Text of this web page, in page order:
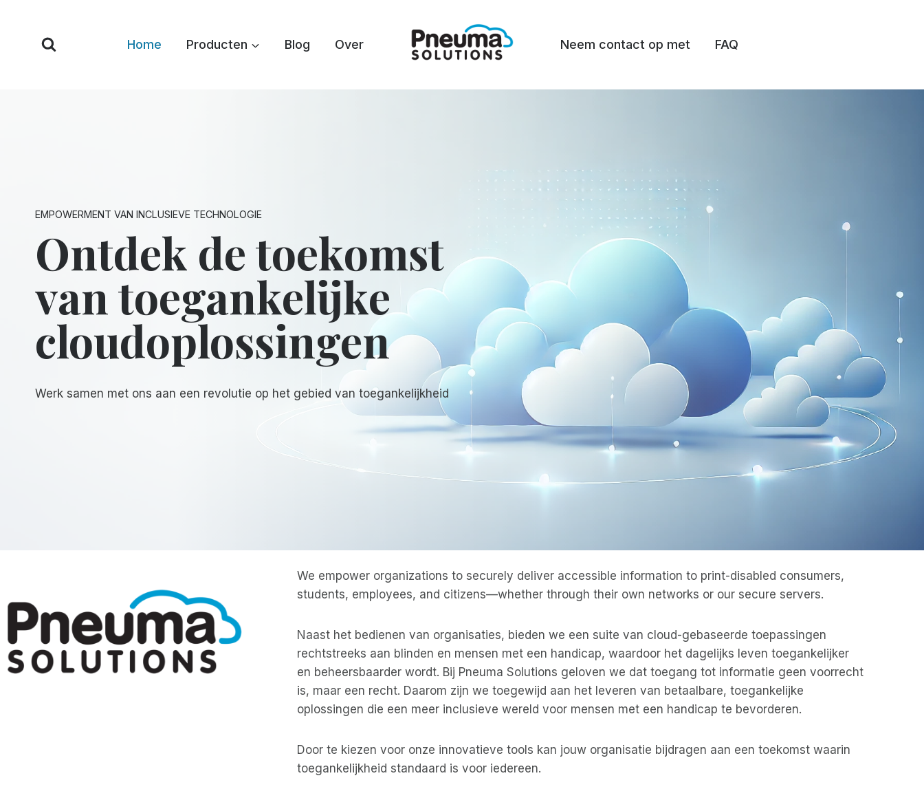
Home Producten Blog Over Neem contact op met FAQ
EMPOWERMENT VAN INCLUSIEVE TECHNOLOGIE
Ontdek de toekomst
van toegankelijke
cloudoplossingen
Werk samen met ons aan een revolutie op het gebied van toegankelijkheid
We empower organizations to securely deliver accessible information to print-disabled consumers,
students, employees, and citizens—whether through their own networks or our secure servers.
Naast het bedienen van organisaties, bieden we een suite van cloud-gebaseerde toepassingen
rechtstreeks aan blinden en mensen met een handicap, waardoor het dagelijks leven toegankelijker
en beheersbaarder wordt. Bij Pneuma Solutions geloven we dat toegang tot informatie geen voorrecht
is, maar een recht. Daarom zijn we toegewijd aan het leveren van betaalbare, toegankelijke
oplossingen die een meer inclusieve wereld voor mensen met een handicap te bevorderen.
Door te kiezen voor onze innovatieve tools kan jouw organisatie bijdragen aan een toekomst waarin
toegankelijkheid standaard is voor iedereen.